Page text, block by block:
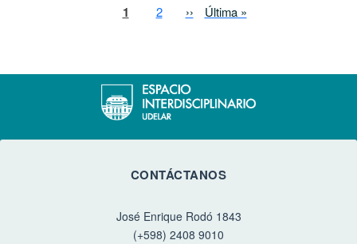
Página actual
1 Page
2 Siguiente página
›› Última página
Última »
CONTÁCTANOS
José Enrique Rodó 1843
(+598) 2408 9010